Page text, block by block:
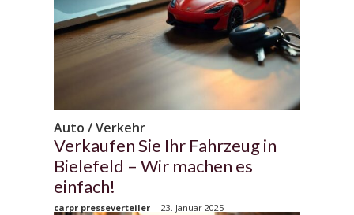
Auto / Verkehr
Verkaufen Sie Ihr Fahrzeug in
Bielefeld – Wir machen es
einfach!
carpr presseverteiler - 23. Januar 2025